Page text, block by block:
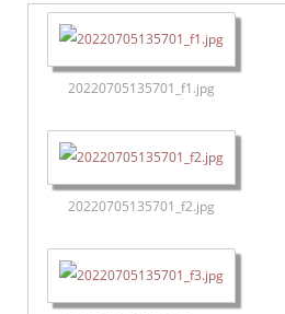
20220705135701_f1.jpg
20220705135701_f2.jpg